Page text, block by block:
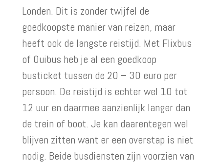
Londen. Dit is zonder twijfel de
goedkoopste manier van reizen, maar
heeft ook de langste reistijd. Met Flixbus
of Ouibus heb je al een goedkoop
busticket tussen de 20 – 30 euro per
persoon. De reistijd is echter wel 10 tot
12 uur en daarmee aanzienlijk langer dan
de trein of boot. Je kan daarentegen wel
blijven zitten want er een overstap is niet
nodig. Beide busdiensten zijn voorzien van